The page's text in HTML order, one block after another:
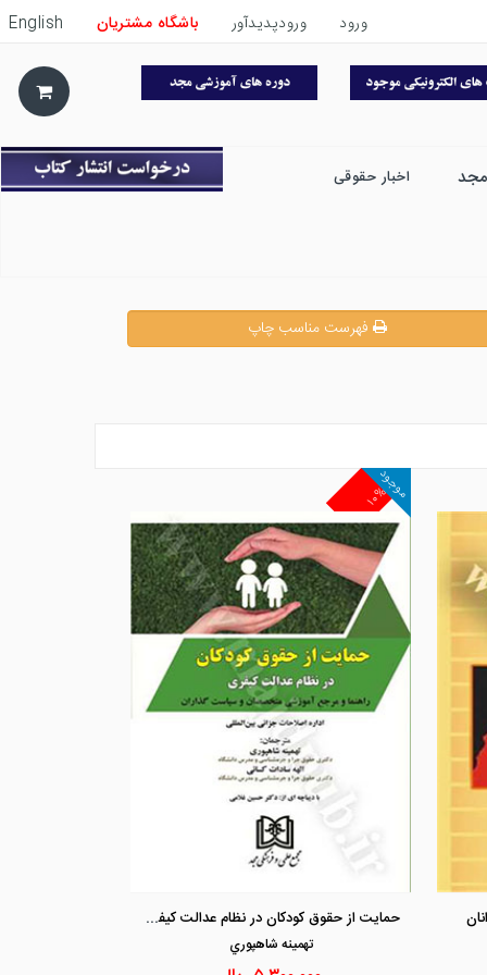
ورود ورودپدیدآور باشگاه مشتریان English
اخبار حقوقی
فهرست مناسب چاپ
مشاهده و خرید
۱۰%
موجود
حمایت از حقوق کودکان در نظام عدالت کیفری
تهمينه شاهپوري